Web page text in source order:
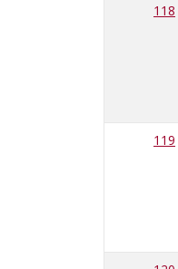
118
119